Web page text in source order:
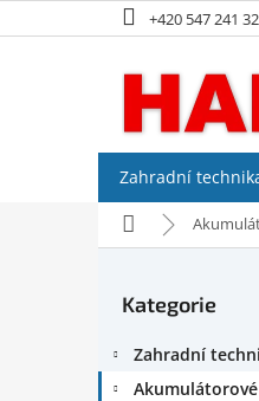
na
+420 547 241
Zahradní
Domů
r
Přeskočit
Kategorie
Zahradní